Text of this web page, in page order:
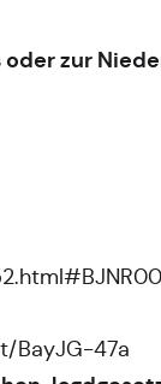
zur
BayJG-47a